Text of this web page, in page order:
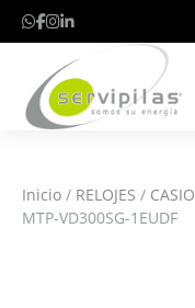
Inicio / RELOJES / CASIO
MTP-VD300SG-1EUDF